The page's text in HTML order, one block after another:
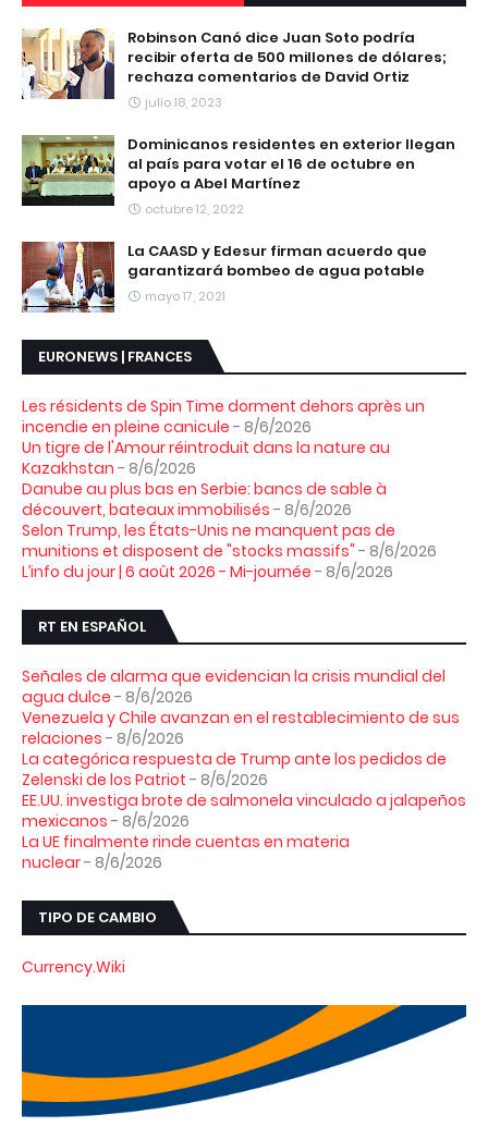
Robinson Canó dice Juan Soto podría
recibir oferta de 500 millones de dólares;
rechaza comentarios de David Ortiz
julio 18, 2023
Dominicanos residentes en exterior llegan
al país para votar el 16 de octubre en
apoyo a Abel Martínez
octubre 12, 2022
La CAASD y Edesur firman acuerdo que
garantizará bombeo de agua potable
mayo 17, 2021
EURONEWS | FRANCES
Les résidents de Spin Time dorment dehors après un
incendie en pleine canicule - 8/6/2026
Un tigre de l'Amour réintroduit dans la nature au
Kazakhstan - 8/6/2026
Danube au plus bas en Serbie: bancs de sable à
découvert, bateaux immobilisés - 8/6/2026
Selon Trump, les États-Unis ne manquent pas de
munitions et disposent de "stocks massifs" - 8/6/2026
L’info du jour | 6 août 2026 - Mi-journée - 8/6/2026
RT EN ESPAÑOL
Señales de alarma que evidencian la crisis mundial del
agua dulce - 8/6/2026
Venezuela y Chile avanzan en el restablecimiento de sus
relaciones - 8/6/2026
La categórica respuesta de Trump ante los pedidos de
Zelenski de los Patriot - 8/6/2026
EE.UU. investiga brote de salmonela vinculado a jalapeños
mexicanos - 8/6/2026
La UE finalmente rinde cuentas en materia
nuclear- 8/6/2026
TIPO DE CAMBIO
Currency.Wiki